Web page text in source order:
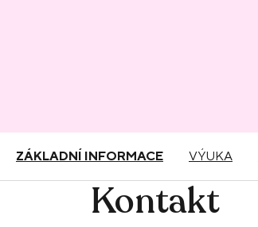
ZÁKLADNÍ INFORMACE VÝUKA
Kontakt